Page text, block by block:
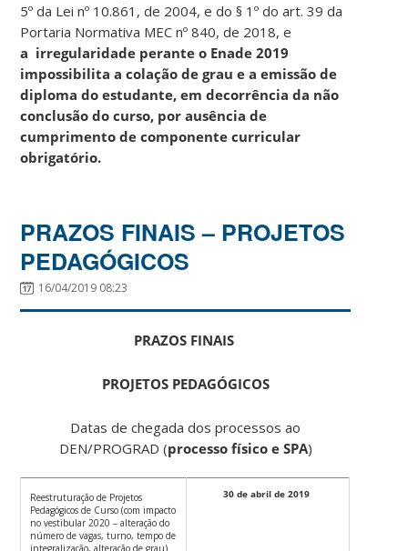
5º da Lei nº 10.861, de 2004, e do § 1º do art. 39 da
Portaria Normativa MEC nº 840, de 2018, e
a irregularidade perante o Enade 2019
impossibilita a colação de grau e a emissão de
diploma do estudante, em decorrência da não
conclusão do curso, por ausência de
cumprimento de componente curricular
obrigatório.
PRAZOS FINAIS – PROJETOS
PEDAGÓGICOS
16/04/2019 08:23
PRAZOS FINAIS
PROJETOS PEDAGÓGICOS
Datas de chegada dos processos ao
DEN/PROGRAD (processo físico e SPA)
Reestruturação de Projetos
Pedagógicos de Curso (com impacto
no vestibular 2020 – alteração do
número de vagas, turno, tempo de
integralização, alteração de grau)
30 de abril de 2019